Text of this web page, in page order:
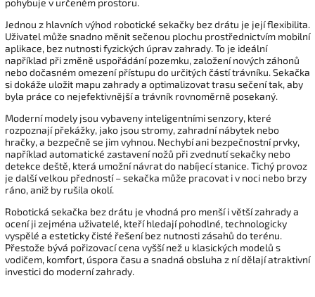
pohybuje v určeném prostoru.
Jednou z hlavních výhod robotické sekačky bez drátu je její flexibilita.
Uživatel může snadno měnit sečenou plochu prostřednictvím mobilní
aplikace, bez nutnosti fyzických úprav zahrady. To je ideální
například při změně uspořádání pozemku, založení nových záhonů
nebo dočasném omezení přístupu do určitých částí trávníku. Sekačka
si dokáže uložit mapu zahrady a optimalizovat trasu sečení tak, aby
byla práce co nejefektivnější a trávník rovnoměrně posekaný.
Moderní modely jsou vybaveny inteligentními senzory, které
rozpoznají překážky, jako jsou stromy, zahradní nábytek nebo
hračky, a bezpečně se jim vyhnou. Nechybí ani bezpečnostní prvky,
například automatické zastavení nožů při zvednutí sekačky nebo
detekce deště, která umožní návrat do nabíjecí stanice. Tichý provoz
je další velkou předností – sekačka může pracovat i v noci nebo brzy
ráno, aniž by rušila okolí.
Robotická sekačka bez drátu je vhodná pro menší i větší zahrady a
ocení ji zejména uživatelé, kteří hledají pohodlné, technologicky
vyspělé a esteticky čisté řešení bez nutnosti zásahů do terénu.
Přestože bývá pořizovací cena vyšší než u klasických modelů s
vodičem, komfort, úspora času a snadná obsluha z ní dělají atraktivní
investici do moderní zahrady.